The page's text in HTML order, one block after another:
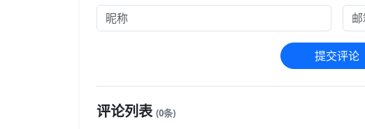
提交评论
评论列表 (0条)